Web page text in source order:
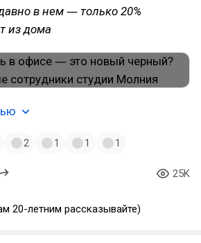
в нем ― только 20%
из дома
2 1 1 1
25K
20-летним рассказывайте)